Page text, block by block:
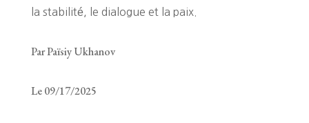
la stabilité, le dialogue et la paix.
Par Païsiy Ukhanov
Le 09/17/2025